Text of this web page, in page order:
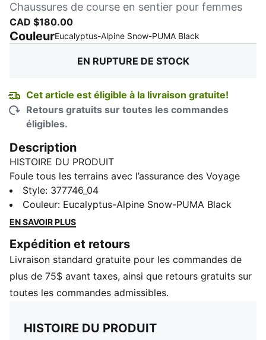
Chaussures de course en sentier pour femmes
CAD $180.00
CouleurEucalyptus-Alpine Snow-PUMA Black
EN RUPTURE DE STOCK
Cet article est éligible à la livraison gratuite!
Retours gratuits sur toutes les commandes
éligibles.
Description
HISTOIRE DU PRODUIT
Foule tous les terrains avec l’assurance des Voyage
NITRO 3. Dans cette version actualisée du modèle,
nous avons doté les souliers de sentier d'une semelle
intermédiaire en mousse NITRO™ complète pour un
vous partez à la conquête des distances. La semelle
extérieure en caoutchouc PUMAGRIP ATR a été revue
avec notre technologie PWRADAPT, permettant aux
crampons de se déplacer indépendamment du sol
PWRTAPE pour le soutien et la protection, et les
Style: 377746_04
Couleur: Eucalyptus-Alpine Snow-PUMA Black
EN SAVOIR PLUS
Expédition et retours
Livraison standard gratuite pour les commandes de
plus de 75$ avant taxes, ainsi que retours gratuits sur
toutes les commandes admissibles.
HISTOIRE DU PRODUIT